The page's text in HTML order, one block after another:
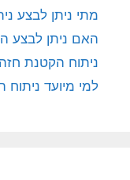
מתי ניתן לבצע
האם ניתן לבצע
ניתוח הקטנת
למי מיועד